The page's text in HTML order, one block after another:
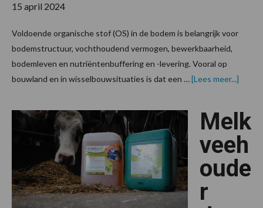
15 april 2024
Voldoende organische stof (OS) in de bodem is belangrijk voor
bodemstructuur, vochthoudend vermogen, bewerkbaarheid,
bodemleven en nutriëntenbuffering en -levering. Vooral op
bouwland en in wisselbouwsituaties is dat een …[Lees meer...]
in
de
Melk
veeh
oude
r